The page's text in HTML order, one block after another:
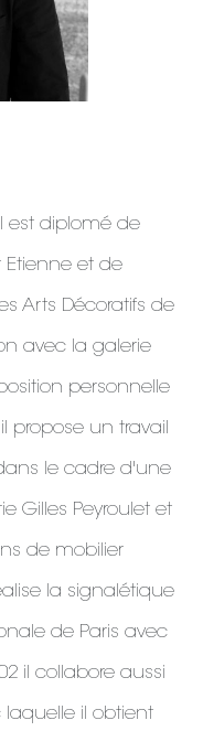
est diplomé de
Etienne et de
Arts Décoratifs de
avec la galerie
personnelle
propose un travail
le cadre d'une
Gilles Peyroulet et
de mobilier
la signalétique
de Paris avec
il collabore aussi
laquelle il obtient